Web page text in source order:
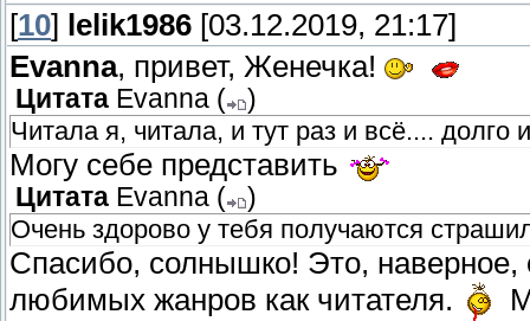
[10] lelik1986 [03.12.2019, 21:17]
Evanna, привет, Женечка!
Цитата Evanna (
)
Читала я, читала, и тут раз и всё....
Могу себе представить
Цитата Evanna (
)
Очень здорово у тебя получаются
Спасибо, солнышко! Это, наверное,
любимых жанров как читателя.